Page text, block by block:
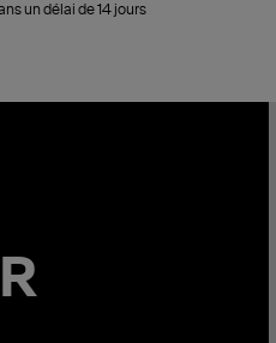
un délai de 14 jours